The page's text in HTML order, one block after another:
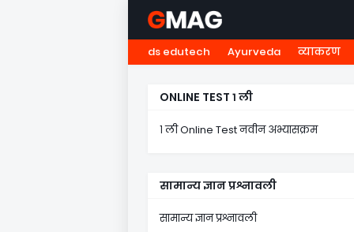
HOME नवोदय NMMS ५
ds edutech Ayurveda व्याकरण
ONLINE TEST १ ली
१ ली Online Test नवीन अभ्यासक्रम
सामान्य ज्ञान प्रश्नावली
सामान्य ज्ञान प्रश्नावली